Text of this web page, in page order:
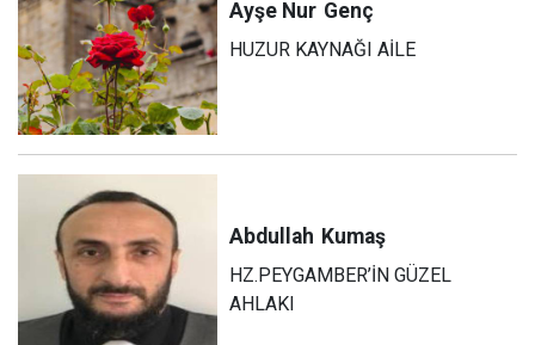
Ayşe Nur Genç
HUZUR KAYNAĞI AİLE
Abdullah Kumaş
HZ.PEYGAMBER’İN GÜZEL
AHLAKI